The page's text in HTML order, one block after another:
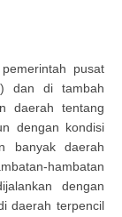
pusat
dan di tambah
daerah tentang
dengan kondisi
banyak daerah
hambatan
dengan
daerah terpencil